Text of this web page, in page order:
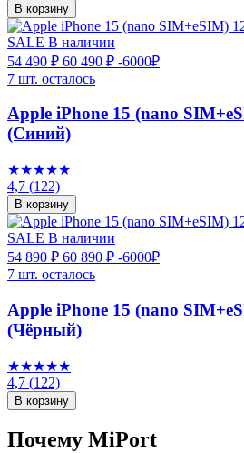
В корзину
SALE В наличии
54 490 ₽ 60 490 ₽ -6000₽
7 шт. осталось
Apple iPhone 15 (nano
(Синий)
★★★★★
4,7 (122)
В корзину
SALE В наличии
54 890 ₽ 60 890 ₽ -6000₽
7 шт. осталось
Apple iPhone 15 (nano
(Чёрный)
★★★★★
4,7 (122)
В корзину
Почему MiPort